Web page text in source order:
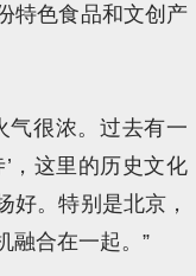
特色食品和文创产
气很浓。过去有一
，这里的历史文化
好。特别是北京，
融合在一起。”